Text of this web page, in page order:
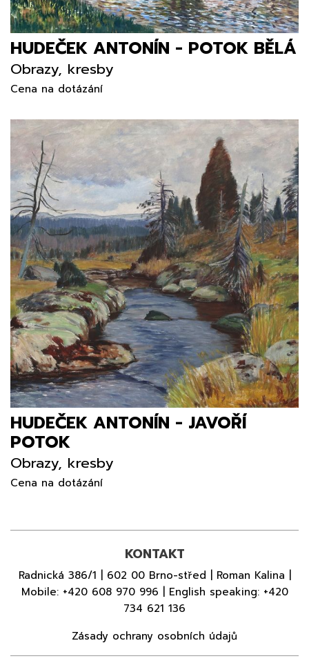
HUDEČEK ANTONÍN - POTOK BĚLÁ
Obrazy, kresby
Cena na dotázání
HUDEČEK ANTONÍN - JAVOŘÍ
POTOK
Obrazy, kresby
Cena na dotázání
KONTAKT
Radnická 386/1 | 602 00 Brno-střed | Roman Kalina |
Mobile: +420 608 970 996 | English speaking: +420
734 621 136
Zásady ochrany osobních údajů